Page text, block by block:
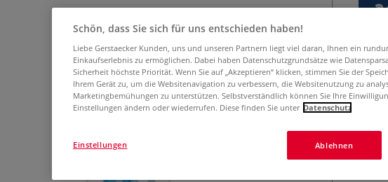
Set
Mehr
Schön, dass Sie sich für uns entschieden haben!
Liebe Gerstaecker Kunden, uns und unseren Partnern liegt viel daran, Ihnen ein
Einkaufserlebnis zu ermöglichen. Dabei haben Datenschutzgrundsätze wie
Sicherheit höchste Priorität. Wenn Sie auf „Akzeptieren“ klicken, stimmen Sie der
Ihrem Gerät zu, um die Websitenavigation zu verbessern, die Websitenutzung zu
Marketingbemühungen zu unterstützen. Selbstverständlich können Sie Ihre
Einstellungen ändern oder wiederrufen. Diese finden Sie unter Datenschutz
Ablehnen
Einstellungen